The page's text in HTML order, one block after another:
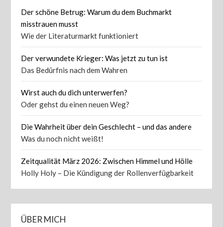
Der schöne Betrug: Warum du dem Buchmarkt
misstrauen musst
Wie der Literaturmarkt funktioniert
Der verwundete Krieger: Was jetzt zu tun ist
Das Bedürfnis nach dem Wahren
Wirst auch du dich unterwerfen?
Oder gehst du einen neuen Weg?
Die Wahrheit über dein Geschlecht – und das andere
Was du noch nicht weißt!
Zeitqualität März 2026: Zwischen Himmel und Hölle
Holly Holy – Die Kündigung der Rollenverfügbarkeit
ÜBER MICH